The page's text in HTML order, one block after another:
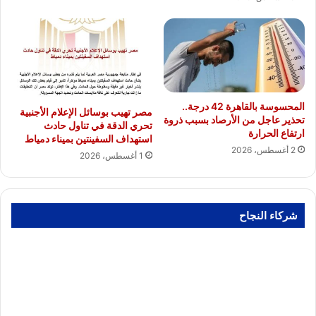
المحسوسة بالقاهرة 42 درجة..
تحذير عاجل من الأرصاد بسبب ذروة
ارتفاع الحرارة
2 أغسطس، 2026
مصر تهيب بوسائل الإعلام الأجنبية
تحري الدقة في تناول حادث
استهداف السفينتين بميناء دمياط
1 أغسطس، 2026
شركاء النجاح